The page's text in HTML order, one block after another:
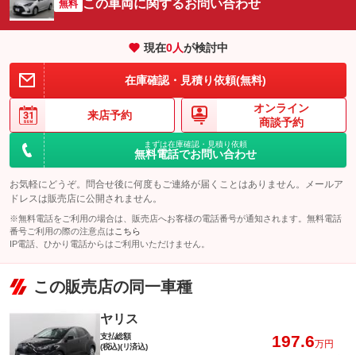
無料 この車両に関するお問い合わせ
現在0人が検討中
在庫確認・見積り依頼(無料)
来店予約
オンライン
商談予約
まずは在庫確認・見積り依頼
無料電話でお問い合わせ
お気軽にどうぞ。問合せ後に何度もご連絡が届くことはありません。メールア
ドレスは販売店に公開されません。
※無料電話をご利用の場合は、販売店へお客様の電話番号が通知されます。無料電話
番号ご利用の際の注意点は こちら
IP電話、ひかり電話からはご利用いただけません。
この販売店の同一車種
ヤリス
支払総額
(税込)(リ済込)
197.6万円